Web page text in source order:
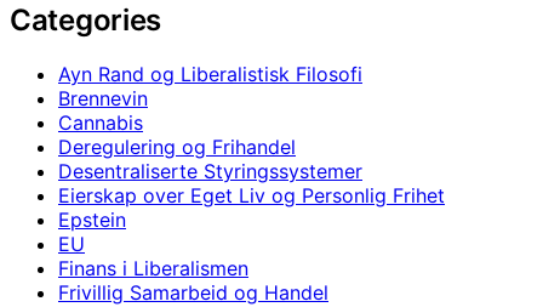
Categories
Ayn Rand og Liberalistisk Filosofi
Brennevin
Cannabis
Deregulering og Frihandel
Desentraliserte Styringssystemer
Eierskap over Eget Liv og Personlig Frihet
Epstein
EU
Finans i Liberalismen
Frivillig Samarbeid og Handel